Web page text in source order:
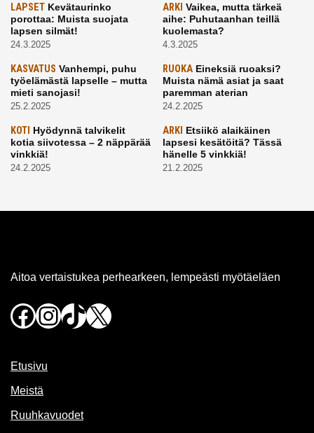
LAPSET Kevätaurinko
porottaa: Muista suojata
lapsen silmät!
24.3.2025
ARKI Vaikea, mutta tärkeä
aihe: Puhutaanhan teillä
kuolemasta?
4.3.2025
KASVATUS Vanhempi, puhu
työelämästä lapselle – mutta
mieti sanojasi!
25.2.2025
RUOKAEineksiä ruoaksi?
Muista nämä asiat ja saat
paremman aterian
24.2.2025
KOTI Hyödynnä talvikelit
kotia siivotessa – 2 näppärää
vinkkiä!
24.2.2025
ARKI Etsiikö alaikäinen
lapsesi kesätöitä? Tässä
hänelle 5 vinkkiä!
21.2.2025
Aitoa vertaistukea perhearkeen, lempeästi myötäeläen
Facebook
Instagram
TikTok
X
Etusivu
Meistä
Ruuhkavuodet